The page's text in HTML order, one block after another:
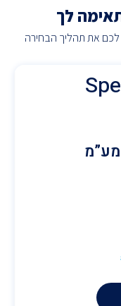
לך
לכם את תהליך הבחירה